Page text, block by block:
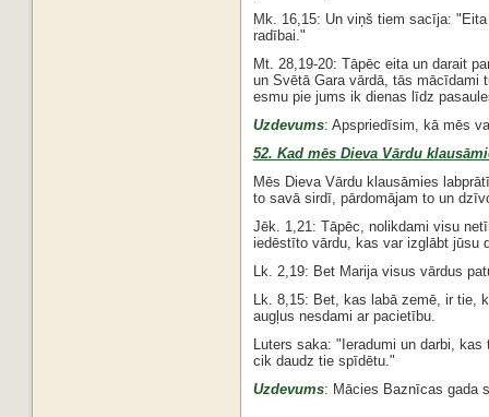
Mk. 16,15: Un viņš tiem sacīja:
radībai."
Mt. 28,19-20: Tāpēc eita un darait
un Svētā Gara vārdā, tās mācīdami
esmu pie jums ik dienas līdz
Uzdevums: Apspriedīsim, kā mēs
52. Kad mēs Dieva Vārdu
Mēs Dieva Vārdu klausāmies
to savā sirdī, pārdomājam to un
Jēk. 1,21: Tāpēc, nolikdami visu
iedēstīto vārdu, kas var izglābt jūsu
Lk. 2,19: Bet Marija visus vārdus
Lk. 8,15: Bet, kas labā zemē, ir tie,
augļus nesdami ar pacietību.
Luters saka: "Ieradumi un darbi,
cik daudz tie spīdētu."
Uzdevums: Mācies Baznīcas gada